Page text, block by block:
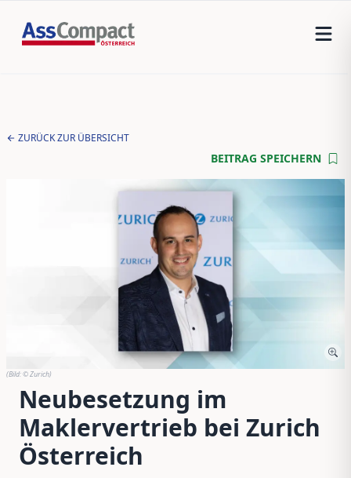
ZURÜCK ZUR ÜBERSICHT
BEITRAG SPEICHERN
(Bild:© Zurich)
Neubesetzung im
Maklervertrieb bei Zurich
Österreich